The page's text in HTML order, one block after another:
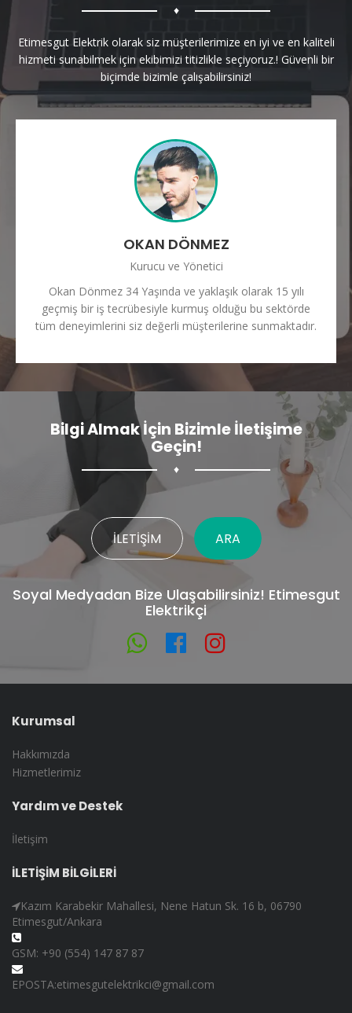
♦
Etimesgut Elektrik olarak siz müşterilerimize en iyi ve en kaliteli
hizmeti sunabilmek için ekibimizi titizlikle seçiyoruz.! Güvenli bir
biçimde bizimle çalışabilirsiniz!
OKAN DÖNMEZ
Kurucu ve Yönetici
Okan Dönmez 34 Yaşında ve yaklaşık olarak 15 yılı
geçmiş bir iş tecrübesiyle kurmuş olduğu bu sektörde
tüm deneyimlerini siz değerli müşterilerine sunmaktadır.
Bilgi Almak İçin Bizimle İletişime
Geçin!
♦
İLETIŞIM ARA
Soyal Medyadan Bize Ulaşabilirsiniz! Etimesgut
Elektrikçi
Kurumsal
Hakkımızda
Hizmetlerimiz
Yardım ve Destek
İletişim
İLETİŞİM BİLGİLERİ
Kazım Karabekir Mahallesi, Nene Hatun Sk. 16 b, 06790
Etimesgut/Ankara
GSM: +90 (554) 147 87 87
EPOSTA:etimesgutelektrikci@gmail.com